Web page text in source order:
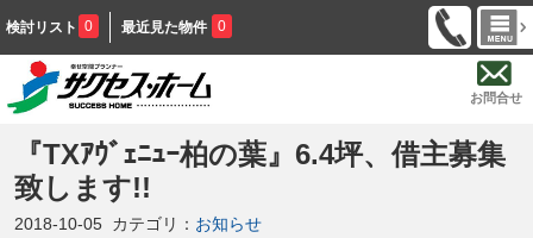
検討リスト 0 最近見た物件 0
お問合せ
『TXｱｳﾞｪﾆｭｰ柏の葉』6.4坪、借主募集
致します!!
2018-10-05 カテゴリ： お知らせ